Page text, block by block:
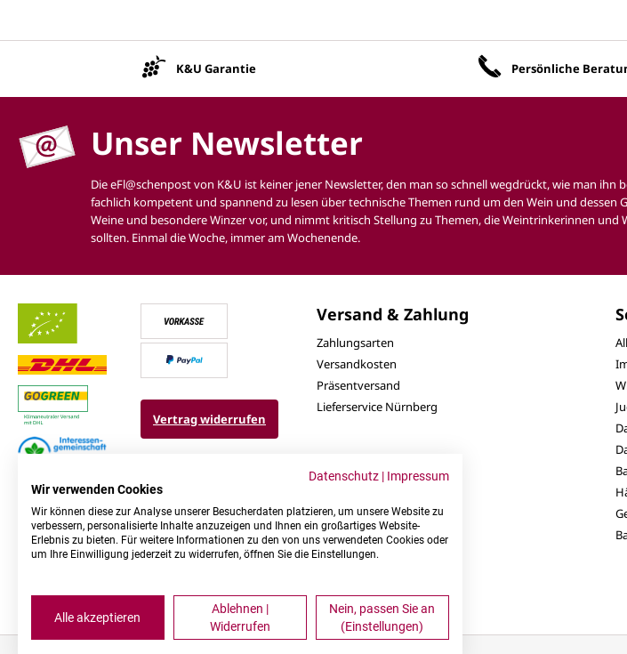
K&U Garantie Persönliche
Unser Newsletter
Die eFl@schenpost von K&U ist keiner jener Newsletter, den man so schnell wegdrückt, wie man ihn
fachlich kompetent und spannend zu lesen über technische Themen rund um den Wein und dessen
Weine und besondere Winzer vor, und nimmt kritisch Stellung zu Themen, die Weintrinkerinnen und
sollten. Einmal die Woche, immer am Wochenende.
Vertrag widerrufen
Versand & Zahlung
Zahlungsarten
Versandkosten
Präsentversand
Lieferservice Nürnberg
Datenschutz | Impressum
Wir verwenden Cookies
Wir können diese zur Analyse unserer Besucherdaten platzieren, um unsere Website zu
verbessern, personalisierte Inhalte anzuzeigen und Ihnen ein großartiges Website-
Erlebnis zu bieten. Für weitere Informationen zu den von uns verwendeten Cookies oder
um Ihre Einwilligung jederzeit zu widerrufen, öffnen Sie die Einstellungen.
Alle akzeptieren
Ablehnen |
Widerrufen
Nein, passen Sie an
(Einstellungen)